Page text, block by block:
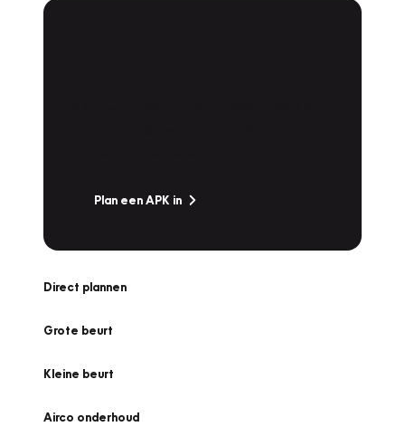
Plan een APK in
Direct plannen
Grote beurt
Kleine beurt
Airco onderhoud